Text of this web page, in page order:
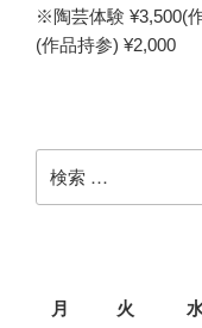
※陶芸体験 ¥3,500(
(作品持参) ¥2,000
索:
月
火